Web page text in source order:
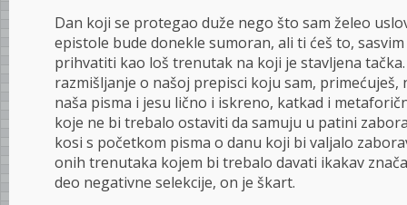
Dan koji se protegao duže nego što sam želeo
epistole bude donekle sumoran, ali ti ćeš to,
prihvatiti kao loš trenutak na koji je stavljena
razmišljanje o našoj prepisci koju sam,
naša pisma i jesu lično i iskreno, katkad i
koje ne bi trebalo ostaviti da samuju u patini
kosi s početkom pisma o danu koji bi valjalo
onih trenutaka kojem bi trebalo davati ikakav
deo negativne selekcije, on je škart.